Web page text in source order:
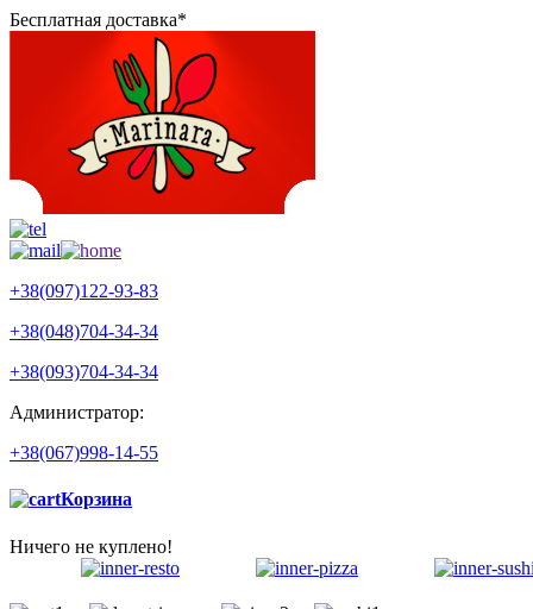
Бесплатная доставка*
+38(097)122-93-83
+38(048)704-34-34
+38(093)704-34-34
Администратор:
+38(067)998-14-55
Корзина
Ничего не куплено!